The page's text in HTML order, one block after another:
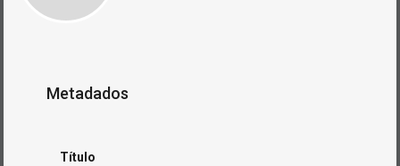
Metadados
Título